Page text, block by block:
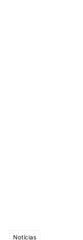
Notícias